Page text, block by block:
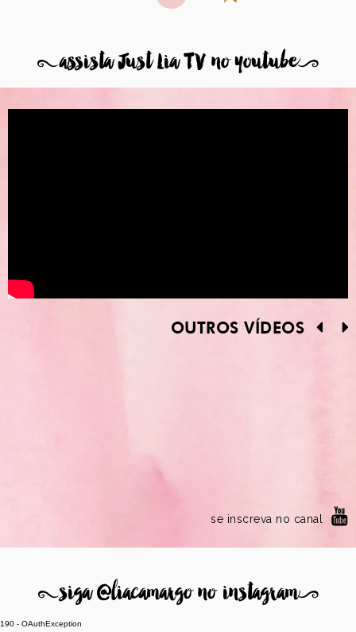
8assista Just Lia TV no youtube9
OUTROS VÍDEOS
se inscreva no canal
8siga @liacamargo no instagram9
190 - OAuthException